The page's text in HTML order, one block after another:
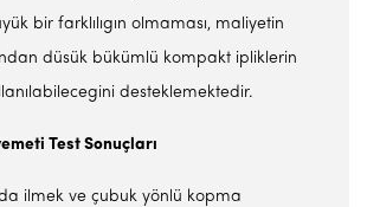
bir farklılıgın olmaması, maliyetin
düsük bükümlü kompakt ipliklerin
desteklemektedir.
Test Sonuçları
ilmek ve çubuk yönlü kopma